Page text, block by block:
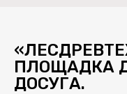
ПЛОЩАДКА
ДОСУГА.